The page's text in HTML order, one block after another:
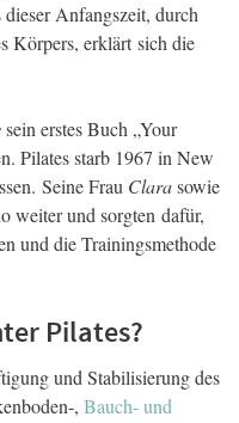
Anfangszeit, durch
Körpers, erklärt sich die
sein erstes Buch „Your
Pilates starb 1967 in New
Seine Frau Clarasowie
weiter und sorgten dafür,
und die Trainingsmethode
Pilates?
und Stabilisierung des
, Bauch- und